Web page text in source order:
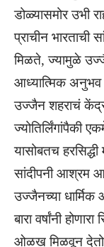
डोळ्यासमोर उभी
प्राचीन
मिळते, ज्यामुळे
आध्यात्मिक
उज्जैन शहराचं
ज्योतिर्लिंगांपैकी
यासोबतच
सांदीपनी आश्रम
उज्जैनच्या धार्मिक
बारा वर्षांनी
ओळख मिळवून